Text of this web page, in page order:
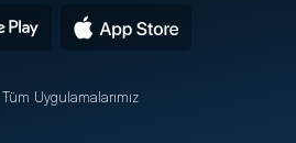
Tüm Uygulamalarımız